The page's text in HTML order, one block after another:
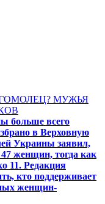
МУЖЬЯ
больше всего
в Верховную
Украины заявил,
женщин, тогда как
11. Редакция
кто поддерживает
женщин-